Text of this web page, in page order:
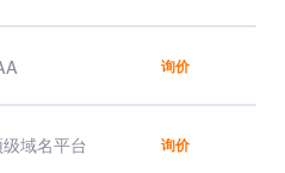
询价
域名平台 询价